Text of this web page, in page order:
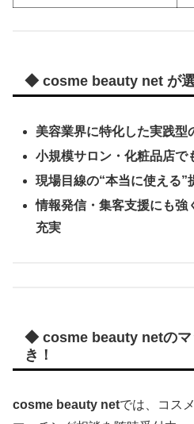
◆ cosme beauty net が
美容業界に特化した実践型
小規模サロン・化粧品店で
現場目線の“本当に使える”
情報発信・集客支援にも強
充実
◆ cosme beauty netのマ
き！
cosme beauty netでは、コス